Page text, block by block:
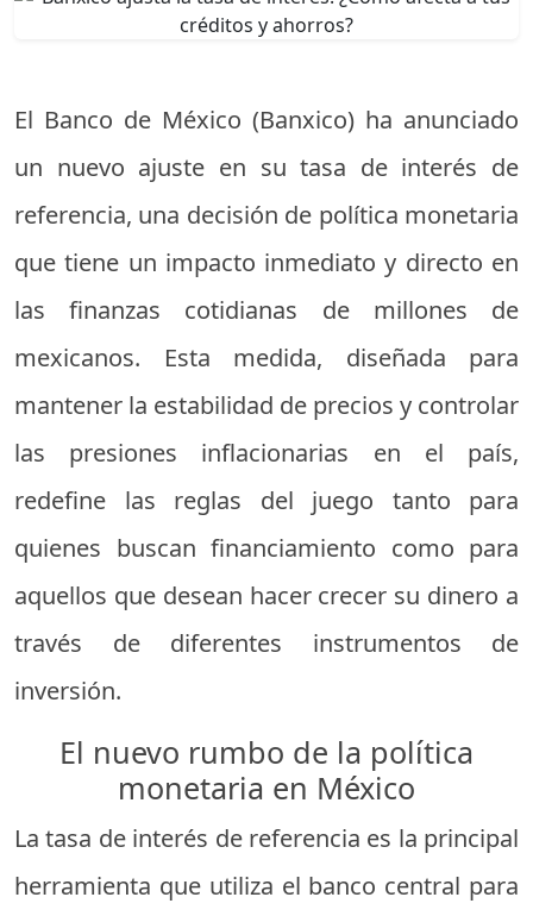
El Banco de México (Banxico) ha anunciado
un nuevo ajuste en su tasa de interés de
referencia, una decisión de política monetaria
que tiene un impacto inmediato y directo en
las finanzas cotidianas de millones de
mexicanos. Esta medida, diseñada para
mantener la estabilidad de precios y controlar
las presiones inflacionarias en el país,
redefine las reglas del juego tanto para
quienes buscan financiamiento como para
aquellos que desean hacer crecer su dinero a
través de diferentes instrumentos de
inversión.
El nuevo rumbo de la política
monetaria en México
La tasa de interés de referencia es la principal
herramienta que utiliza el banco central para